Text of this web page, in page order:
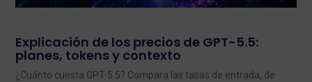
Explicación de los precios de GPT-5.5:
planes, tokens y contexto
¿Cuánto cuesta GPT-5.5? Compara las tasas de entrada, de